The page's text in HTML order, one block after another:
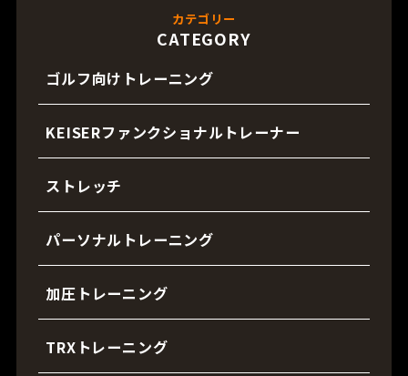
カテゴリー
CATEGORY
ゴルフ向けトレーニング
KEISERファンクショナルトレーナー
ストレッチ
パーソナルトレーニング
加圧トレーニング
TRXトレーニング